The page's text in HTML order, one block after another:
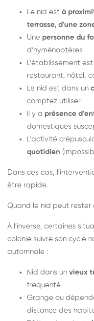
Le nid est à
terrasse, d'une
Une personne du
d'hyménoptères
L'établissement est
restaurant, hôtel,
Le nid est dans un
comptez utiliser
Il y a présence
domestiques
L'activité
quotidien
Dans ces cas,
être rapide.
Quand le nid peut rester
À l'inverse, certaines
colonie suivre son cycle
automnale :
Nid dans un vieux
fréquenté
Grange ou
distance des